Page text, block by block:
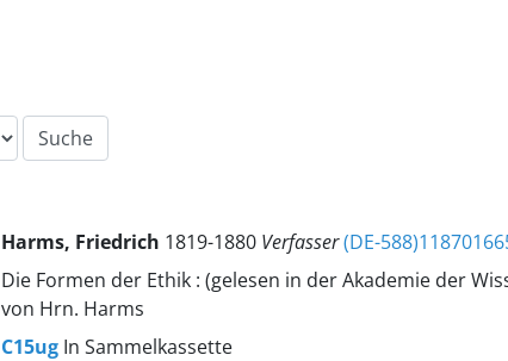
Harms, Friedrich 1819-1880 Verfasser(DE-
Die Formen der Ethik : (gelesen in der Akademie der
von Hrn. Harms
C15ugIn Sammelkassette